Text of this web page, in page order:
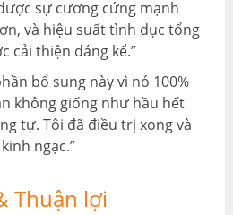
sự cương cứng mạnh
và hiệu suất tình dục tổng
cải thiện đáng kể.”
bổ sung này vì nó 100%
không giống như hầu hết
tự. Tôi đã điều trị xong và
ngạc.”
Thuận lợi